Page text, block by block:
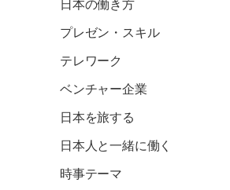
日本の働き方
プレゼン・スキル
テレワーク
ベンチャー企業
日本を旅する
日本人と一緒に働く
時事テーマ